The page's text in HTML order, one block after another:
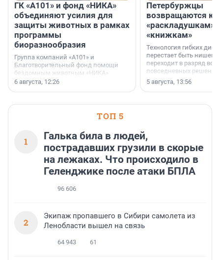
ГК «А101» и фонд «НИКА»
объединяют усилия для
защиты животных в рамках
программы
биоразнообразия
Группа компаний «А101» и
Благотворительный фонд помощи
бездомным животным «НИКА»
заключили соглашение о
6 августа, 12:26
Петербуржцы
возвращаются к
«раскладушкам»
«книжкам»
Технология гибких
перестает быть
переходит в разряд
повседневных
5 августа, 13:56
ТОП 5
1
Галька била в людей,
пострадавших грузили в скорые
на лежаках. Что происходило в
Геленджике после атаки БПЛА
96 606
2
Экипаж пропавшего в Сибири самолета из
Ленобласти вышел на связь
64 943 61